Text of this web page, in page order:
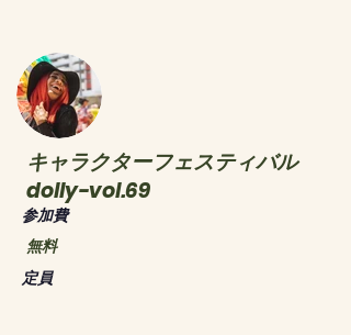
キャラクターフェスティバル
dolly-vol.69
​参加費
無料
​定員